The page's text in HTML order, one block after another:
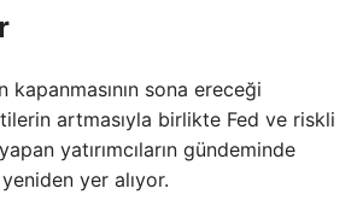
kapanmasının sona ereceği
artmasıyla birlikte Fed ve riskli
yatırımcıların gündeminde
yer alıyor.